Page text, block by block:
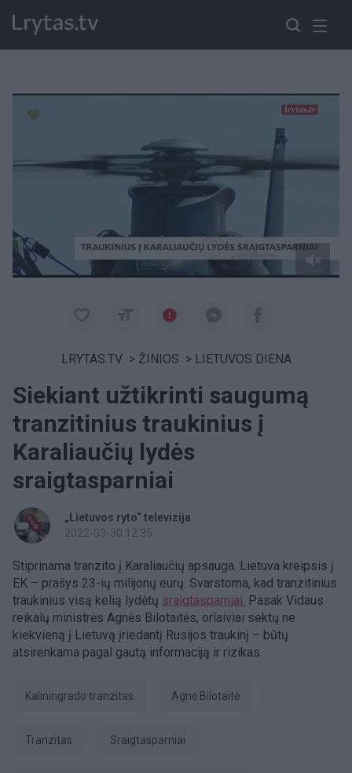
LRYTAS.TV > ŽINIOS > LIETUVOS DIENA
Siekiant užtikrinti saugumą
tranzitinius traukinius į
Karaliaučių lydės
sraigtasparniai
„Lietuvos ryto“ televizija
2022-03-30 12:35
Stiprinama tranzito į Karaliaučių apsauga. Lietuva kreipsis į
EK – prašys 23-ių milijonų eurų. Svarstoma, kad tranzitinius
traukinius visą kelią lydėtų sraigtasparniai. Pasak Vidaus
reikalų ministrės Agnės Bilotaitės, orlaiviai sektų ne
kiekvieną į Lietuvą įriedantį Rusijos traukinį – būtų
atsirenkama pagal gautą informaciją ir rizikas.
Kaliningrado tranzitas Agnė Bilotaitė
tranzitas sraigtasparniai